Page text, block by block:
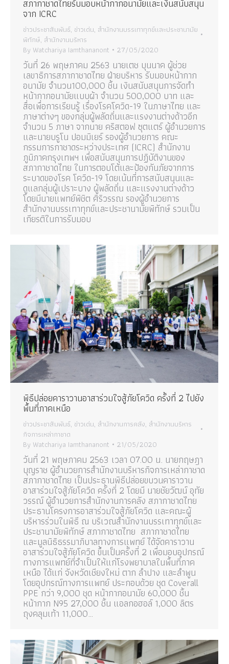
สภากาชาดไทยรับมอบหน้ากากอนามัยและเงินสนับสนุน
จาก ICRC
ข่าวประชาสัมพันธ์, ข่าวเด่น, สำนักงานบรรเทาทุกข์และประชานามัย
พิทักษ์, สำนักงานบริหาร
By Watchariya Iamthananont 27/05/2020
วันที่ 26 พฤษภาคม 2563 นายเตช บุนนาค ผู้ช่วย
เลขาธิการสภากาชาดไทย ฝ่ายบริหาร รับมอบหน้ากาก
อนามัย จำนวน100,000 ชิ้น เงินสนับสนุนการจัดทำ
หน้ากากอนามัยแบบผ้า จำนวน 500,000 บาท และ
สื่อเพื่อการเรียนรู้ เรื่องโรคโควิด-19 ในภาษาไทย และ
ภาษาต่างๆ ของกลุ่มผู้พลัดถิ่นและแรงงานต่างด้าวอีก
จำนวน 5 ภาษา จากนาย คริสตอฟ ซุตแตร์ ผู้อำนวยการ
และนายบรูโน ปอมมิเยร์ รองผู้อำนวยการ คณะ
กรรมการกาชาดระหว่างประเทศ (ICRC) สำนักงาน
ภูมิภาคกรุงเทพฯ เพื่อสนับสนุนการปฏิบัติงานของ
สภากาชาดไทย ในการตอบโต้และป้องกันภัยจากการ
ระบาดของโรค โควิด-19 โดยเน้นที่การสนับสนุนและ
ดูแลกลุ่มผู้เปราะบาง ผู้พลัดถิ่น และแรงงานต่างด้าว
โดยมีนายแพทย์พิชิต ศิริวรรณ รองผู้อำนวยการ
สำนักงานบรรเทาทุกข์และประชานามัยพิทักษ์ รวมเป็น
เกียรติในการรับมอบ
พิธีปล่อยคาราวานอาสาร่วมใจสู้ภัยโควิด ครั้งที่ 2 ไปยัง
พื้นที่ภาคเหนือ
ข่าวประชาสัมพันธ์, ข่าวเด่น, สำนักงานการคลัง, สำนักงานบริหาร
กิจการเหล่ากาชาด
By Watchariya Iamthananont 21/05/2020
วันที่ 21 พฤษภาคม 2563 เวลา 07.00 น. นายกฤษฎา
บุญราช ผู้อำนวยการสำนักงานบริหารกิจการเหล่ากาชาด
สภากาชาดไทย เป็นประธานพิธีปล่อยขบวนคาราวาน
อาสาร่วมใจสู้ภัยโควิด ครั้งที่ 2 โดยมี นายชัยวัฒน์ อุทัย
วรรณ์ ผู้อำนวยการสำนักงานการคลัง สภากาชาดไทย
ประธานโครงการอาสาร่วมใจสู้ภัยโควิด และคณะผู้
บริหารร่วมในพิธี ณ บริเวณสำนักงานบรรเทาทุกข์และ
ประชานามัยพิทักษ์ สภากาชาดไทย สภากาชาดไทย
และมูลนิธิธรรมาภิบาลทางการแพทย์ ได้จัดคาราวาน
อาสาร่วมใจสู้ภัยโควิด ขึ้นเป็นครั้งที่ 2 เพื่อมอบอุปกรณ์
ทางการแพทย์ที่จำเป็นให้แก่โรงพยาบาลในพื้นที่ภาค
เหนือ ได้แก่ จังหวัดเชียงใหม่ ตาก ลำปาง และลำพูน
โดยอุปกรณ์ทางการแพทย์ ประกอบด้วย ชุด Coverall
PPE กว่า 9,000 ชุด หน้ากากอนามัย 60,000 ชิ้น
หน้ากาก N95 27,000 ชิ้น แอลกอฮอล์ 1,000 ลิตร
ถุงคลุมเท้า 11,000…